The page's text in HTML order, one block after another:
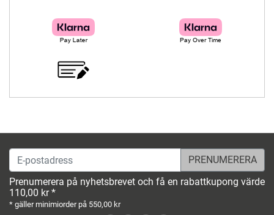
E-postadress
Prenumerera på nyhetsbrevet och få en rabattkupong värde
110,00 kr *
* gäller minimiorder på 550,00 kr